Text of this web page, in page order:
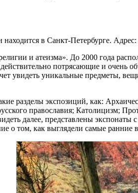
в Санкт-Петербурге. Адрес:
и атеизма». До 2000 года
потрясающие и очень
увидеть уникальные предметы,
разделы экспозиций, как:
православия; Католицизм;
далее, представлены
о том, как выглядели самые ранние